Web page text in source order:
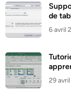
de
6 avril
29